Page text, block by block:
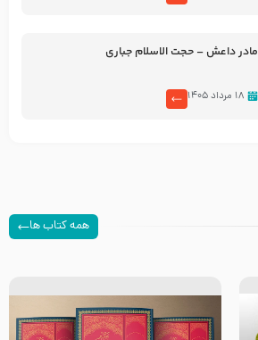
مادر داعش – حجت الاسلام جباری
۱۸ مرداد ۱۴۰۵
همه کتاب ها